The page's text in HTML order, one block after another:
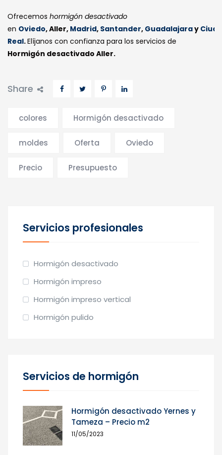
Ofrecemos hormigón desactivado
en Oviedo, Aller, Madrid, Santander, Guadalajaray
Real.Elíjanos con confianza para los servicios de
Hormigón desactivado Aller.
Share
colores Hormigón desactivado
moldes Oferta Oviedo
Precio Presupuesto
Servicios profesionales
Hormigón desactivado
Hormigón impreso
Hormigón impreso vertical
Hormigón pulido
Servicios de hormigón
Hormigón desactivado Yernes y
Tameza – Precio m2
11/05/2023